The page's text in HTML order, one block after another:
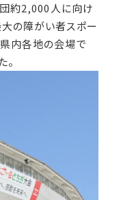
約2,000人に向け
の障がい者スポー
内各地の会場で